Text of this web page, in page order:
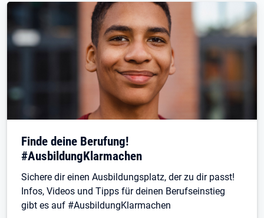
Finde deine Berufung!
#AusbildungKlarmachen
Sichere dir einen Ausbildungsplatz, der zu dir passt!
Infos, Videos und Tipps für deinen Berufseinstieg
gibt es auf #AusbildungKlarmachen